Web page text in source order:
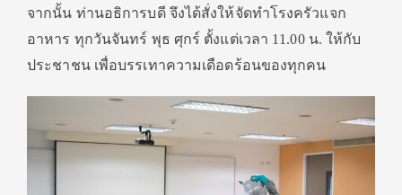
จากนั้น ท่านอธิการบดี จึงได้สั่งให้จัดทำโรงครัวแจก
อาหาร ทุกวันจันทร์ พุธ ศุกร์ ตั้งแต่เวลา 11.00 น. ให้กับ
ประชาชน เพื่อบรรเทาความเดือดร้อนของทุกคน